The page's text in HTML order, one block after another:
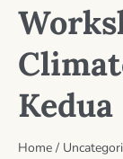
Kedua
Home /